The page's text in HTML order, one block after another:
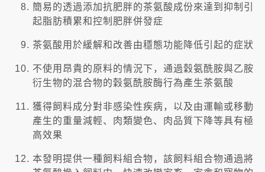
簡易的透過添加抗肥胖的茶氨酸成份來達到抑制引
起脂肪積累和控制肥胖併發症
茶氨酸用於緩解和改善由穩態功能降低引起的症狀
不使用昂貴的原料的情況下，通過穀氨酰胺與乙胺
衍生物的混合物的穀氨酰胺酶行為產生茶氨酸
獲得飼料成分對非感染性疾病，以及由運輸或移動
產生的重量減輕、肉類變色、肉品質下降等具有極
高效果
本發明提供一種飼料組合物，該飼料組合物通過將